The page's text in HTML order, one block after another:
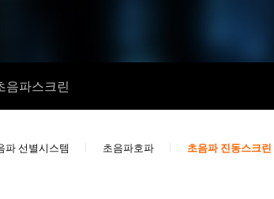
음파스크린
파 선별시스템 초음파호파 초음파 진동스크린